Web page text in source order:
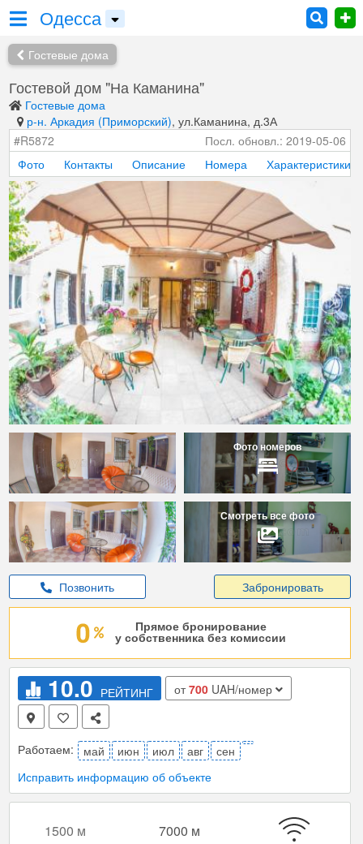
Одесса
Гостевые дома
Гостевой дом "На Каманина"
Гостевые дома
р-н. Аркадия (Приморский), ул.Каманина, д.3А
#R5872
Посл. обновл.: 2019-05-06
Фото
Контакты Описание Номера Характеристики
Фото номеров
Смотреть все фото
Позвонить Забронировать
Прямое бронирование
у собственника без комиссии
10.0 РЕЙТИНГ от700 UAH/номер
Работаем: май июн июл авг
сен
Исправить информацию об объекте